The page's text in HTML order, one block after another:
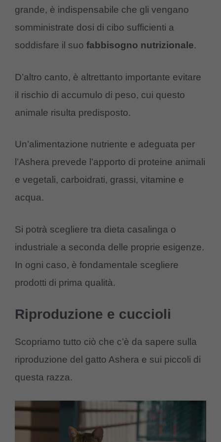
grande, è indispensabile che gli vengano
somministrate dosi di cibo sufficienti a
soddisfare il suo fabbisogno nutrizionale.
D’altro canto, è altrettanto importante evitare
il rischio di accumulo di peso, cui questo
animale risulta predisposto.
Un’alimentazione nutriente e adeguata per
l’Ashera prevede l’apporto di proteine animali
e vegetali, carboidrati, grassi, vitamine e
acqua.
Si potrà scegliere tra dieta casalinga o
industriale a seconda delle proprie esigenze.
In ogni caso, è fondamentale scegliere
prodotti di prima qualità.
Riproduzione e cuccioli
Scopriamo tutto ciò che c’è da sapere sulla
riproduzione del gatto Ashera e sui piccoli di
questa razza.